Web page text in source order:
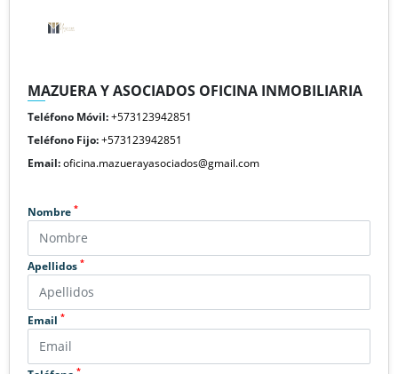
MAZUERA Y ASOCIADOS OFICINA INMOBILIARIA
Teléfono Móvil:+573123942851
Teléfono Fijo:+573123942851
Email:oficina.mazuerayasociados@gmail.com
Nombre *
Apellidos *
Email *
*